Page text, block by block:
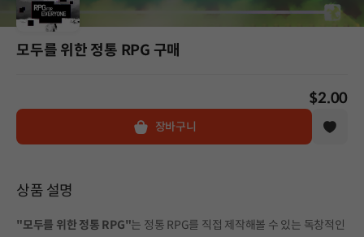
모두를 위한 정통 RPG 구매
$2.00
장바구니
상품 설명
"모두를 위한 정통 RPG"는 정통 RPG를 직접 제작해볼 수 있는 독창적인